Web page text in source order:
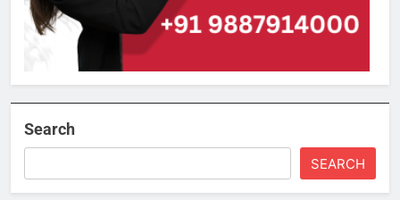
Search
SEARCH